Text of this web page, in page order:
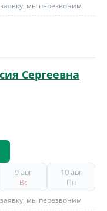
мы перезвоним
Сергеевна
9 авг
Вс
10 авг
Пн
мы перезвоним